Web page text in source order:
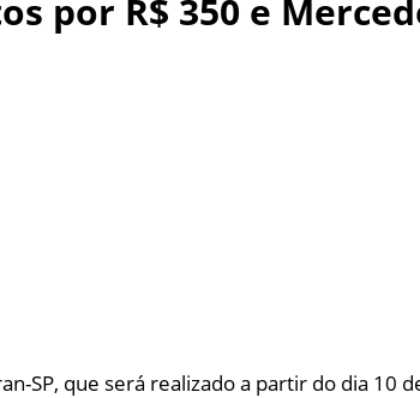
por R$ 350 e
SP, que será realizado a partir do dia